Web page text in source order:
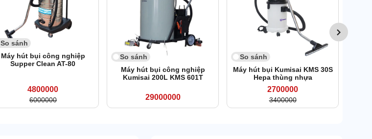
So sánh
Máy hút bụi công nghiệp
Supper Clean AT-80
4800000
6000000
So sánh
Máy hút bụi công nghiệp
Kumisai 200L KMS 601T
29000000
So sánh
Máy hút bụi Kumisai KMS 30S
Hepa thùng nhựa
2700000
3400000